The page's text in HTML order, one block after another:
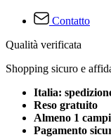
Contatto
Qualità verificata
Shopping sicuro e
Italia:
Reso gratuito
Almeno 1
Pagamento